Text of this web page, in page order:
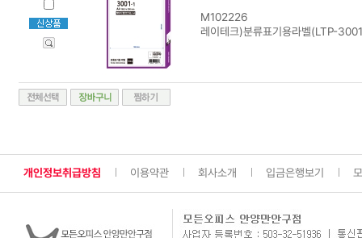
M102226
레이테크)분류표기용라벨(LTP-
개인정보취급방침 이용약관 회사소개 입금은행보기